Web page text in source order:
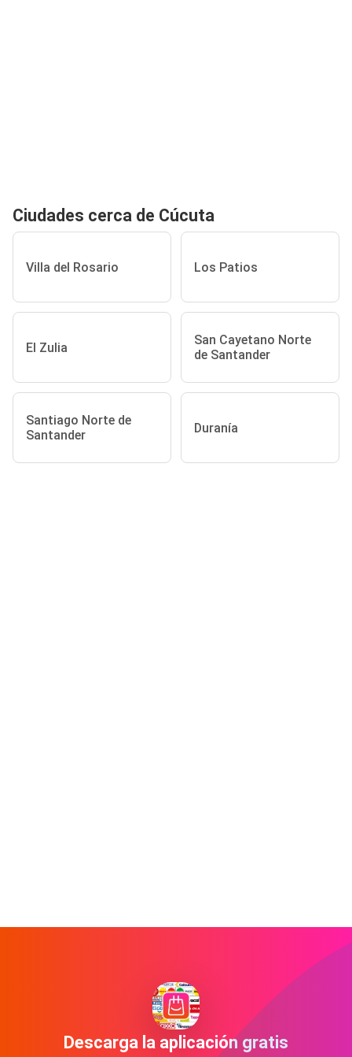
Ciudades cerca de Cúcuta
Villa del Rosario Los Patios
El Zulia
San Cayetano Norte
de Santander
Santiago Norte de
Santander
Duranía
Descarga la aplicación gratis